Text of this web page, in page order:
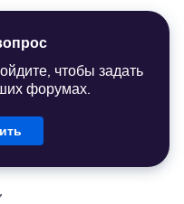
чтобы задать
форумах.